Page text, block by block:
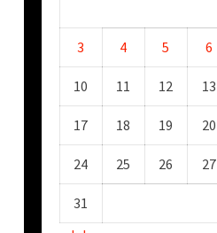
3 4 5 6
10 11 12 13
17 18 19 20
24 25 26 27
31